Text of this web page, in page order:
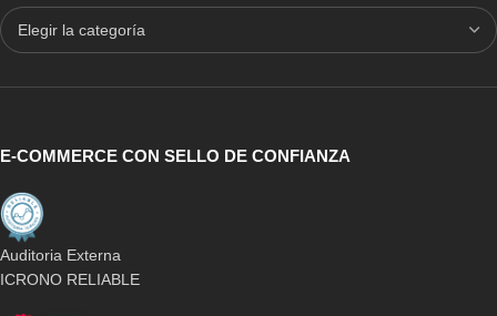
E-COMMERCE CON SELLO DE CONFIANZA
Auditoria Externa
ICRONO RELIABLE